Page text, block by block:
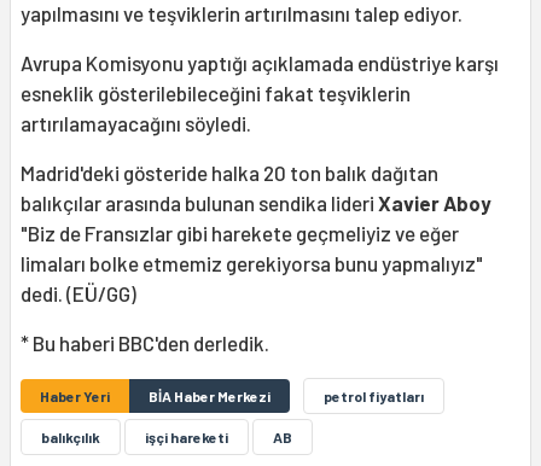
yapılmasını ve teşviklerin artırılmasını talep ediyor.
Avrupa Komisyonu yaptığı açıklamada endüstriye karşı
esneklik gösterilebileceğini fakat teşviklerin
artırılamayacağını söyledi.
Madrid'deki gösteride halka 20 ton balık dağıtan
balıkçılar arasında bulunan sendika lideri Xavier Aboy
"Biz de Fransızlar gibi harekete geçmeliyiz ve eğer
limaları bolke etmemiz gerekiyorsa bunu yapmalıyız"
dedi. (EÜ/GG)
* Bu haberi BBC'den derledik.
Haber Yeri BİA Haber Merkezi petrol fiyatları
balıkçılık işçi hareketi AB